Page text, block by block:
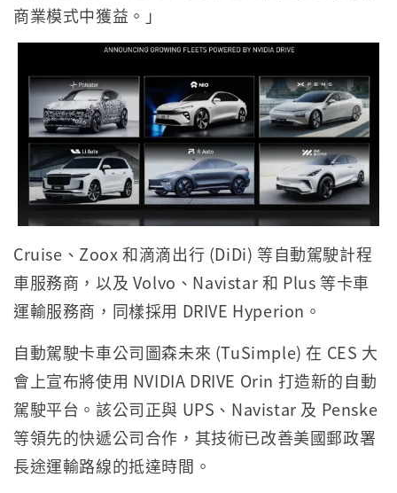
商業模式中獲益。」
Cruise、Zoox 和滴滴出行 (DiDi) 等自動駕駛計程
車服務商，以及 Volvo、Navistar 和 Plus 等卡車
運輸服務商，同樣採用 DRIVE Hyperion。
自動駕駛卡車公司圖森未來 (TuSimple) 在 CES 大
會上宣布將使用 NVIDIA DRIVE Orin 打造新的自動
駕駛平台。該公司正與 UPS、Navistar 及 Penske
等領先的快遞公司合作，其技術已改善美國郵政署
長途運輸路線的抵達時間。